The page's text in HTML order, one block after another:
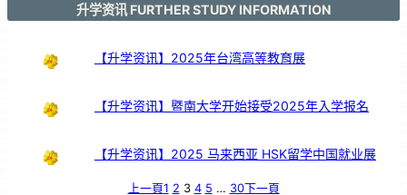
升学资讯 FURTHER STUDY INFORMATION
【升学资讯】2025年台湾高等教育展
【升学资讯】暨南大学开始接受2025年入学报名
【升学资讯】2025 马来西亚 HSK留学中国就业展
上一頁1 2 3 4 5 … 30下一頁